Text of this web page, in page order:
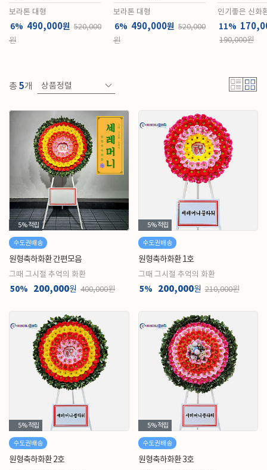
보라톤 대형
6% 490,000원 520,000
원
보라톤 대형
6% 490,000원 520,000
원
인기좋은 신화
11%
190,000원
총 5개 상품정렬
5%적립
수도권배송
원형축하화환 간편모음
그때 그시절 추억의 화환
50% 200,000원 400,000원
5%적립
수도권배송
원형축하화환 1호
그때 그시절 추억의 화환
5% 200,000원 210,000원
5%적립
수도권배송
원형축하화환 2호
5%적립
수도권배송
원형축하화환 3호